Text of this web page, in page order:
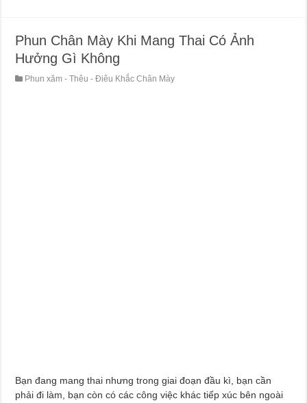
Phun Chân Mày Khi Mang Thai Có Ảnh
Hưởng Gì Không
Phun xăm - Thêu - Điêu Khắc Chân Mày
Bạn đang mang thai nhưng trong giai đoạn đầu kì, bạn cần
phải đi làm, bạn còn có các công việc khác tiếp xúc bên ngoài